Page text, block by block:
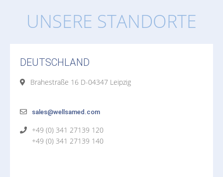
UNSERE STANDORTE
DEUTSCHLAND
Brahestraße 16 D-04347 Leipzig
sales@wellsamed.com
+49 (0) 341 27139 120
+49 (0) 341 27139 140